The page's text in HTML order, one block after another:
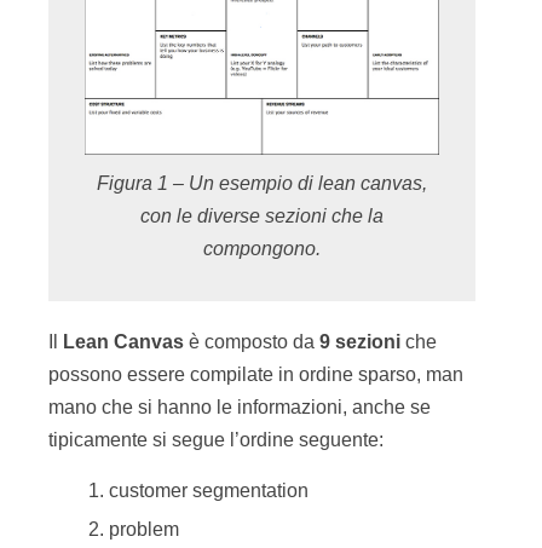
Figura 1 – Un esempio di lean canvas,
con le diverse sezioni che la
compongono.
Lean Canvas è composto da 9 sezioni che
possono essere compilate in ordine sparso, man
mano che si hanno le informazioni, anche se
tipicamente si segue l’ordine seguente:
customer segmentation
problem